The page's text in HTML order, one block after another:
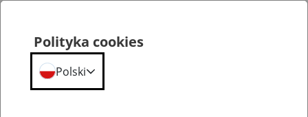
Polityka cookies
Polski